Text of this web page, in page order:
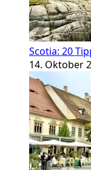
Scotia: 20
14. Oktober